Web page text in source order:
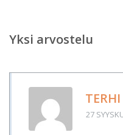
Yksi arvostelu
27